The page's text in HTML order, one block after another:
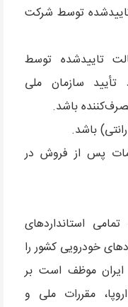
تاییدشده توسط شرکت
تاییدشده توسط
تأیید سازمان ملی
باشد.
پس از فروش در
تمامی استانداردهای
خودرویی کشور را
ایران موظف است بر
مقررات ملی و